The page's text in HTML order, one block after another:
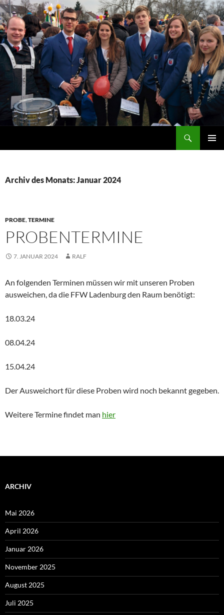
Zum
Inhalt
springen
Archiv des Monats: Januar 2024
PROBE,TERMINE
PROBENTERMINE
7. JANUAR 2024 RALF
An folgenden Terminen müssen wir mit unseren Proben
ausweichen, da die FFW Ladenburg den Raum benötigt:
18.03.24
08.04.24
15.04.24
Der Ausweichort für diese Proben wird noch bekannt gegeben.
Weitere Termine findet man hier
ARCHIV
Mai 2026
April 2026
Januar 2026
November 2025
August 2025
Juli 2025